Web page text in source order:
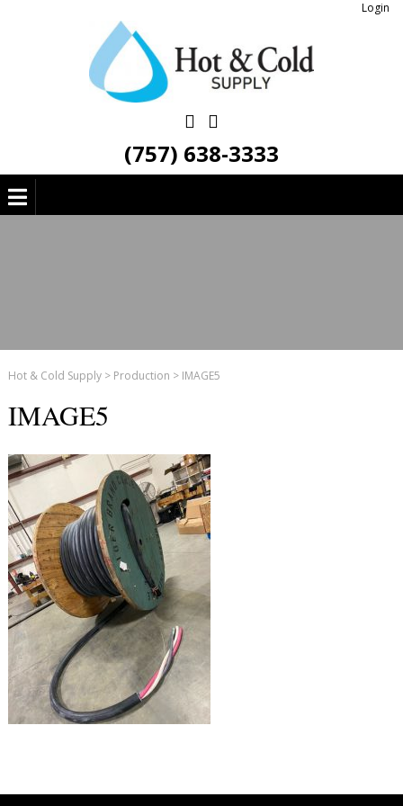
Login
(757) 638-3333
Hot & Cold Supply> Production > IMAGE5
IMAGE5